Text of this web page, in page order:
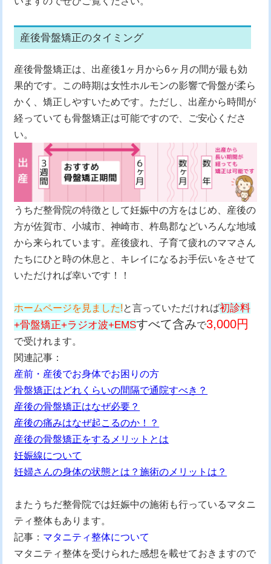
産後骨盤矯正のタイミング
産後骨盤矯正は、出産後1ヶ月から6ヶ月の間が最も効
果的です。この時期は女性ホルモンの影響で骨盤が柔ら
かく、矯正しやすいためです。ただし、出産から時間が
経っていても骨盤矯正は可能ですので、ご安心くださ
い。
うちだ整骨院の特徴として妊娠中の方をはじめ、産後の
方が佐賀市、小城市、神崎市、杵島郡などいろんな地域
から来られています。産後疲れ、子育て疲れのママさん
たちにひと時の休息と、キレイになるお手伝いをさせて
いただければ幸いです！！
ホームページを見ました!と言っていただければ初診料
+骨盤矯正+ラジオ波+EMSすべて含みで3,000円
で受けれます。
関連記事：
産前・産後でお身体でお困りの方
骨盤矯正はどれくらいの間隔で通院すべき？
産後の骨盤矯正はなぜ必要？
産後の痛みはなぜ起こるのか！？
産後の骨盤矯正をするメリットとは
妊娠線について
妊婦さんの身体の状態とは？施術のメリットは？
またうちだ整骨院では妊娠中の施術も行っているマタニ
ティ整体もあります。
記事： マタニティ整体について
マタニティ整体を受けられた感想を載せておきますので